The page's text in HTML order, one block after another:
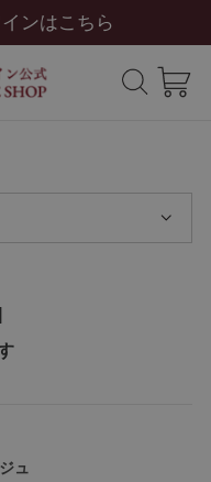
ンはこちら
ュ